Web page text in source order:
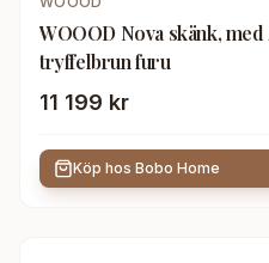
WOOOD Nova skänk,
tryffelbrun furu
11 199 kr
Köp hos Bobo Home